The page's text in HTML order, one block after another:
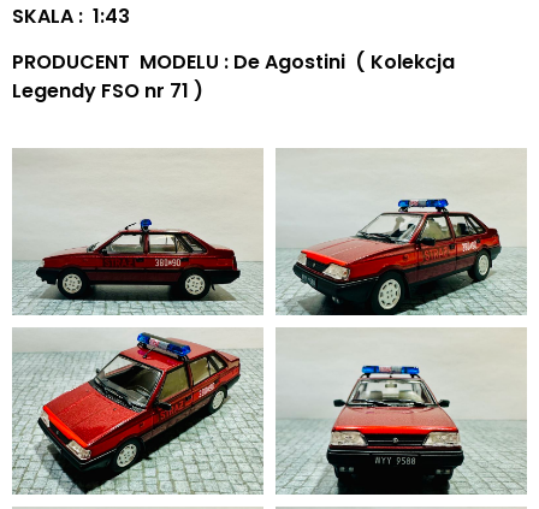
SKALA : 1:43
PRODUCENT MODELU : De Agostini ( Kolekcja
Legendy FSO nr 71 )